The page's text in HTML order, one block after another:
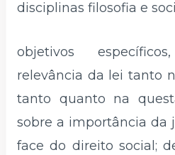
disciplinas filosofia e
objetivos
relevância da lei tanto
tanto quanto na
sobre a importância da
face do direito social;